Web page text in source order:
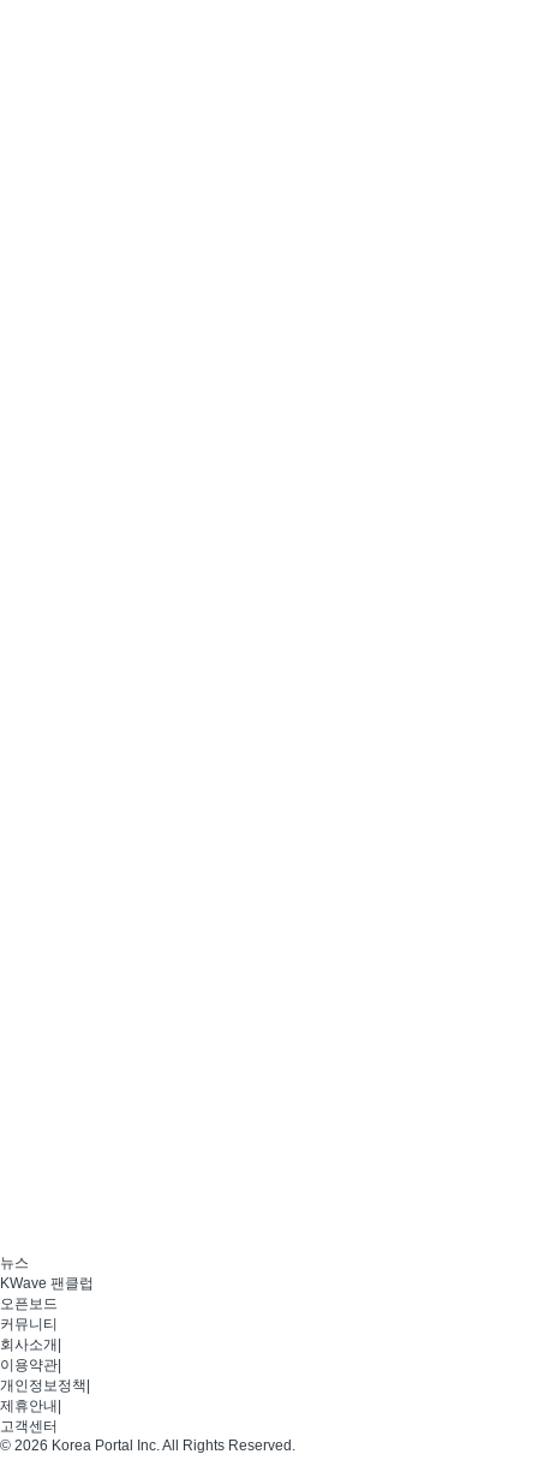
뉴스
KWave 팬클럽
오픈보드
커뮤니티
회사소개
이용약관
개인정보정책
제휴안내
고객센터
© 2026 Korea Portal Inc. All Rights Reserved.